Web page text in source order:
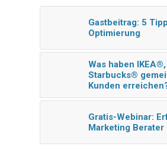
Gastbeitrag: 5
Optimierung
Was haben
Starbucks®
Kunden
Gratis-Webinar:
Marketing Berater